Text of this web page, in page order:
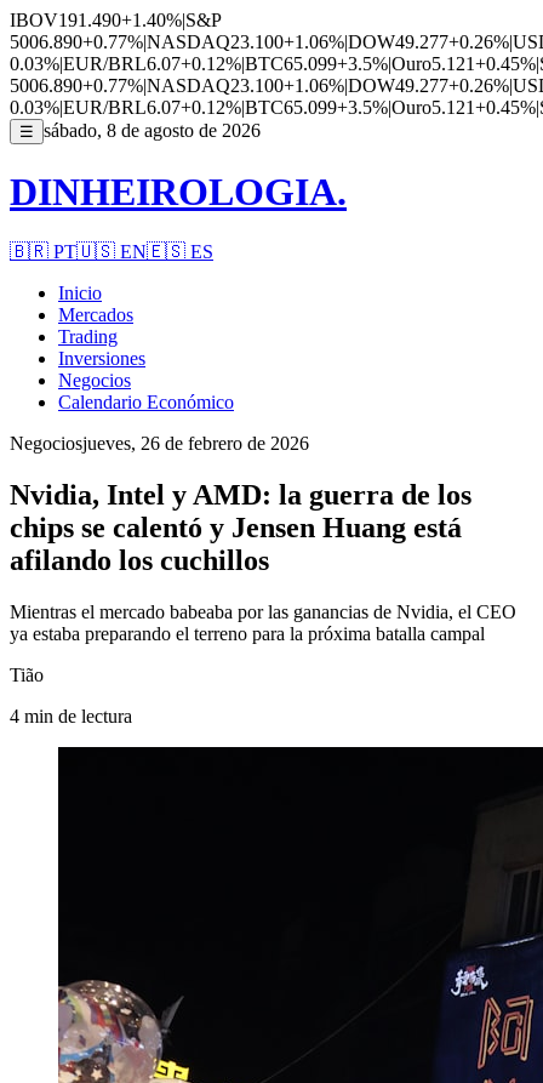
IBOV191.490+1.40%|S&P
5006.890+0.77%|NASDAQ23.100+1.06%|DOW49.277+0.26%|
0.03%|EUR/BRL6.07+0.12%|BTC65.099+3.5%|Ouro5.121+0.45%|
5006.890+0.77%|NASDAQ23.100+1.06%|DOW49.277+0.26%|
0.03%|EUR/BRL6.07+0.12%|BTC65.099+3.5%|Ouro5.121+0.45%|
☰ sábado, 8 de agosto de 2026
DINHEIROLOGIA.
🇧🇷 PT🇺🇸 EN🇪🇸 ES
Inicio
Mercados
Trading
Inversiones
Negocios
Calendario Económico
Negociosjueves, 26 de febrero de 2026
Nvidia, Intel y AMD: la guerra de los
chips se calentó y Jensen Huang está
afilando los cuchillos
Mientras el mercado babeaba por las ganancias de Nvidia, el CEO
ya estaba preparando el terreno para la próxima batalla campal
Tião
4 min de lectura